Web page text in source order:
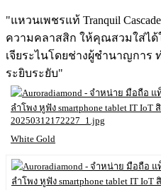
"แหวนเพชรแท้ Tranquil
ความคลาสสิก ให้คุณสวมใส่ไ
เจียระไนโดยช่างผู้ชำนาญการ
ระยิบระยับ"
White Gold